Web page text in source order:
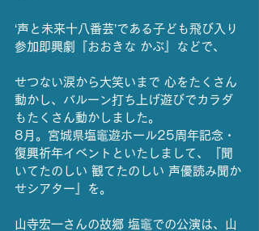
‘声と未来十八番芸’である子ども飛び入り
参加即興劇『おおきな かぶ』などで、
せつない涙から大笑いまで 心をたくさん
動かし、バルーン打ち上げ遊びでカラダ
もたくさん動かしました。
8月。宮城県塩竈遊ホール25周年記念・
復興祈年イベントといたしまして、『聞
いてたのしい 観てたのしい 声優読み聞か
せシアター』を。
山寺宏一さんの故郷 塩竈での公演は、山